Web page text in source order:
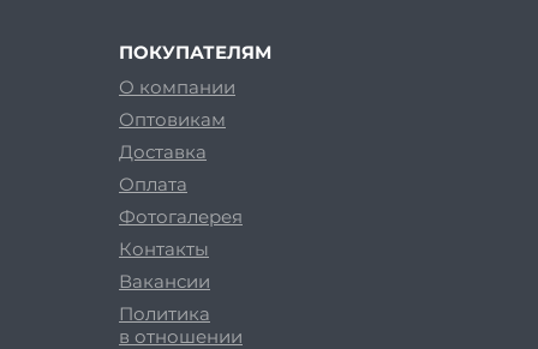
ПОКУПАТЕЛЯМ
О компании
Оптовикам
Доставка
Оплата
Фотогалерея
Контакты
Вакансии
Политика
в отношении